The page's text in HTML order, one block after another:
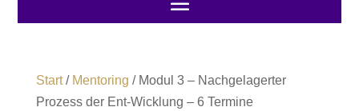
Start/ Mentoring / Modul 3 – Nachgelagerter
Prozess der Ent-Wicklung – 6 Termine